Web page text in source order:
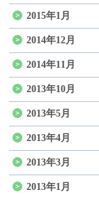
2015年1月
2014年12月
2014年11月
2013年10月
2013年5月
2013年4月
2013年3月
2013年1月